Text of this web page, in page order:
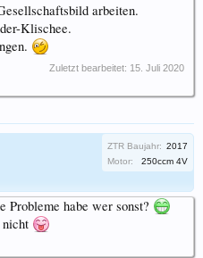
arbeiten.
Klischee.
Zuletzt bearbeitet: 15. Juli 2020
ZTR Baujahr: 2017
Motor:
250ccm 4V
Probleme habe wer sonst?